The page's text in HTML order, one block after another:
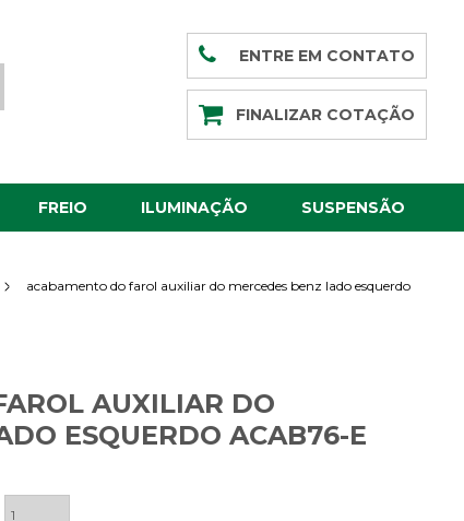
ENTRE EM CONTATO
FINALIZAR COTAÇÃO
FREIO ILUMINAÇÃO SUSPENSÃO
acabamento do farol auxiliar do mercedes benz lado esquerdo
AUXILIAR DO
ESQUERDO ACAB76-E